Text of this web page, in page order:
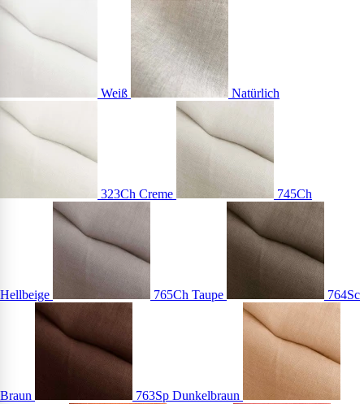
Weiß Natürlich
323Ch Creme 745Ch
Hellbeige 765Ch Taupe 764Sc
Braun 763Sp Dunkelbraun